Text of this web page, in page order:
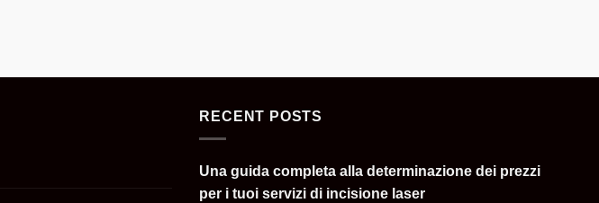
RECENT POSTS
Una guida completa alla determinazione dei prezzi
per i tuoi servizi di incisione laser